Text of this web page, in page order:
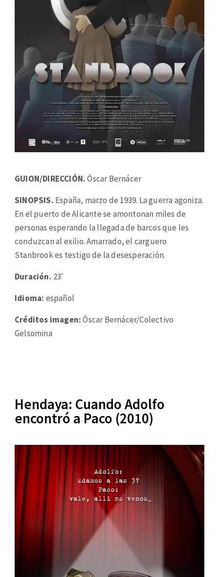
GUION/DIRECCIÓN.Óscar Bernácer
SINOPSIS. España, marzo de 1939. La guerra agoniza.
En el puerto de Alicante se amontonan miles de
personas esperando la llegada de barcos que les
conduzcan al exilio. Amarrado, el carguero
Stanbrook es testigo de la desesperación.
Duración. 23′
Idioma: español
Créditos imagen:Óscar Bernácer/Colectivo
Gelsomina
Hendaya: Cuando Adolfo
encontró a Paco (2010)